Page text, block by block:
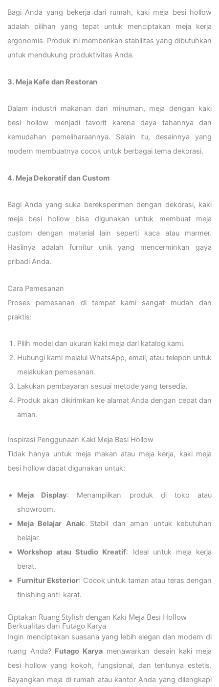
Bagi Anda yang bekerja dari rumah, kaki meja besi hollow
adalah pilihan yang tepat untuk menciptakan meja kerja
ergonomis. Produk ini memberikan stabilitas yang dibutuhkan
untuk mendukung produktivitas Anda.
3. Meja Kafe dan Restoran
Dalam industri makanan dan minuman, meja dengan kaki
besi hollow menjadi favorit karena daya tahannya dan
kemudahan pemeliharaannya. Selain itu, desainnya yang
modern membuatnya cocok untuk berbagai tema dekorasi.
4. Meja Dekoratif dan Custom
Bagi Anda yang suka bereksperimen dengan dekorasi, kaki
meja besi hollow bisa digunakan untuk membuat meja
custom dengan material lain seperti kaca atau marmer.
Hasilnya adalah furnitur unik yang mencerminkan gaya
pribadi Anda.
Cara Pemesanan
Proses pemesanan di tempat kami sangat mudah dan
praktis:
Pilih model dan ukuran kaki meja dari katalog kami.
Hubungi kami melalui WhatsApp, email, atau telepon untuk
melakukan pemesanan.
Lakukan pembayaran sesuai metode yang tersedia.
Produk akan dikirimkan ke alamat Anda dengan cepat dan
aman.
Inspirasi Penggunaan Kaki Meja Besi Hollow
Tidak hanya untuk meja makan atau meja kerja, kaki meja
besi hollow dapat digunakan untuk:
Meja Display: Menampilkan produk di toko atau
showroom.
Meja Belajar Anak: Stabil dan aman untuk kebutuhan
belajar.
Workshop atau Studio Kreatif: Ideal untuk meja kerja
berat.
Furnitur Eksterior: Cocok untuk taman atau teras dengan
finishing anti-karat.
Ciptakan Ruang Stylish dengan Kaki Meja Besi Hollow
Berkualitas dari Futago Karya
Ingin menciptakan suasana yang lebih elegan dan modern di
ruang Anda? Futago Karya menawarkan desain kaki meja
besi hollow yang kokoh, fungsional, dan tentunya estetis.
Bayangkan meja di rumah atau kantor Anda yang dilengkapi